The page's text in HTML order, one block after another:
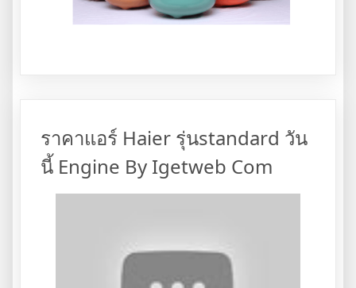
ราคาแอร์ Haier รุ่นstandard วัน
นี้ Engine By Igetweb Com